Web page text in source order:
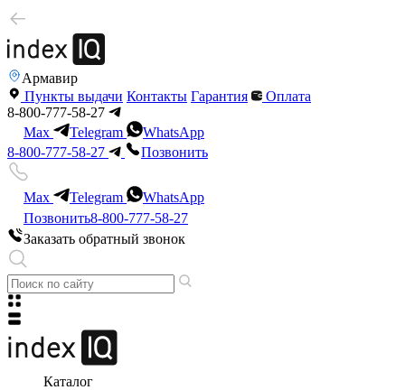
Армавир
Пункты выдачи Контакты Гарантия
Оплата
8-800-777-58-27
Max
Telegram
WhatsApp
8-800-777-58-27
Позвонить
Max Telegram
WhatsApp
Позвонить8-800-777-58-27
Заказать обратный звонок
Каталог